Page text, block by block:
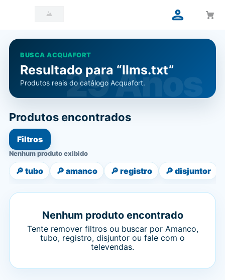
BUSCA ACQUAFORT
Resultado para “llms.txt”
Produtos reais do catálogo Acquafort.
Produtos encontrados
Filtros
Nenhum produto exibido
🔎 tubo 🔎 amanco 🔎 registro 🔎 disjuntor
Nenhum produto encontrado
Tente remover filtros ou buscar por Amanco,
tubo, registro, disjuntor ou fale com o
televendas.